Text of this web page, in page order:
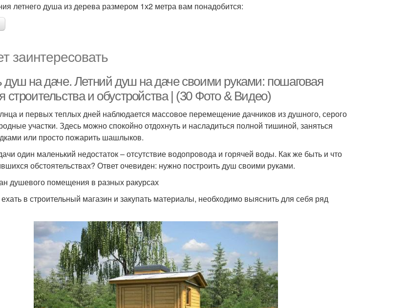
летнего душа из дерева размером 1х2 метра вам понадобится:
заинтересовать
душ на даче. Летний душ на даче своими руками: пошаговая
строительства и обустройства | (30 Фото & Видео)
и первых теплых дней наблюдается массовое перемещение дачников из душного, серого
участки. Здесь можно спокойно отдохнуть и насладиться полной тишиной, заняться
или просто пожарить шашлыков.
один маленький недостаток – отсутствие водопровода и горячей воды. Как же быть и что
обстоятельствах? Ответ очевиден: нужно построить душ своими руками.
душевого помещения в разных ракурсах
в строительный магазин и закупать материалы, необходимо выяснить для себя ряд